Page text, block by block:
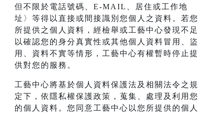
但不限於電話號碼、E-MAIL、居住或工作地
址〉等得以直接或間接識別您個人之資料。若您
所提供之個人資料，經檢舉或工藝中心發現不足
以確認您的身分真實性或其他個人資料冒用、盜
用、資料不實等情形，工藝中心有權暫時停止提
供對您的服務。
工藝中心將基於個人資料保護法及相關法令之規
定下，依隱私權保護政策，蒐集、處理及利用您
的個人資料。您同意工藝中心以您所提供的個人